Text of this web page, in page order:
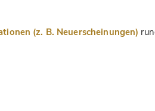
(z. B. Neuerscheinungen)